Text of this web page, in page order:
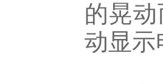
的晃
动显示